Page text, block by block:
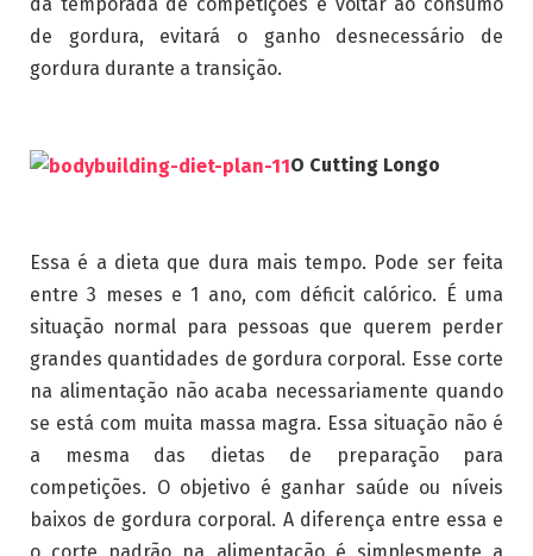
de gordura, evitará o ganho desnecessário de
gordura durante a transição.
O Cutting Longo
Essa é a dieta que dura mais tempo. Pode ser feita
entre 3 meses e 1 ano, com déficit calórico. É uma
situação normal para pessoas que querem perder
grandes quantidades de gordura corporal. Esse corte
na alimentação não acaba necessariamente quando
se está com muita massa magra. Essa situação não é
a mesma das dietas de preparação para
competições. O objetivo é ganhar saúde ou níveis
baixos de gordura corporal. A diferença entre essa e